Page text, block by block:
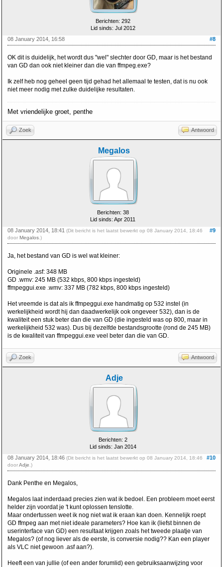
Berichten: 292
Lid sinds: Jul 2012
#8
08 January 2014, 16:58
OK dit is duidelijk, het wordt dus "wel" slechter door GD, maar is het bestand
van GD dan ook niet kleiner dan die van ffmpeg.exe?
Ik zelf heb nog geheel geen tijd gehad het allemaal te testen, dat is nu ook
niet meer nodig met zulke duidelijke resultaten.
Met vriendelijke groet, penthe
Zoek Antwoord
Megalos
Berichten: 38
Lid sinds: Apr 2011
#9
08 January 2014, 18:41 (Dit bericht is het laatst bewerkt op 08 January 2014, 18:46
door Megalos .)
Ja, het bestand van GD is wel wat kleiner:
Originele .asf: 348 MB
GD .wmv: 245 MB (532 kbps, 800 kbps ingesteld)
ffmpeggui.exe .wmv: 337 MB (782 kbps, 800 kbps ingesteld)
Het vreemde is dat als ik ffmpeggui.exe handmatig op 532 instel (in
werkelijkheid wordt hij dan daadwerkelijk ook ongeveer 532), dan is de
kwaliteit een stuk beter dan die van GD (die ingesteld was op 800, maar in
werkelijkheid 532 was). Dus bij dezelfde bestandsgrootte (rond de 245 MB)
is de kwaliteit van ffmpeggui.exe veel beter dan die van GD.
Zoek Antwoord
Adje
Berichten: 2
Lid sinds: Jan 2014
#10
08 January 2014, 18:46 (Dit bericht is het laatst bewerkt op 08 January 2014, 18:46
doorAdje .)
Dank Penthe en Megalos,
Megalos laat inderdaad precies zien wat ik bedoel. Een probleem moet eerst
helder zijn voordat je 't kunt oplossen tenslotte.
Maar ondertussen weet ik nog niet wat ik eraan kan doen. Kennelijk roept
GD ffmpeg aan met niet ideale parameters? Hoe kan ik (liefst binnen de
userinterface van GD) een resultaat krijgen zoals het tweede plaatje van
Megalos? (of nog liever als de eerste, is conversie nodig?? Kan een player
als VLC niet gewoon .asf aan?).
Heeft een van jullie (of een ander forumlid) een gebruiksaanwijzing voor